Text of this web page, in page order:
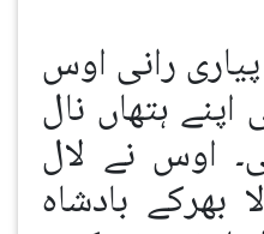
رانی اوس
ہتھاں نال
اوس نے لال
بھرکے بادشاہ